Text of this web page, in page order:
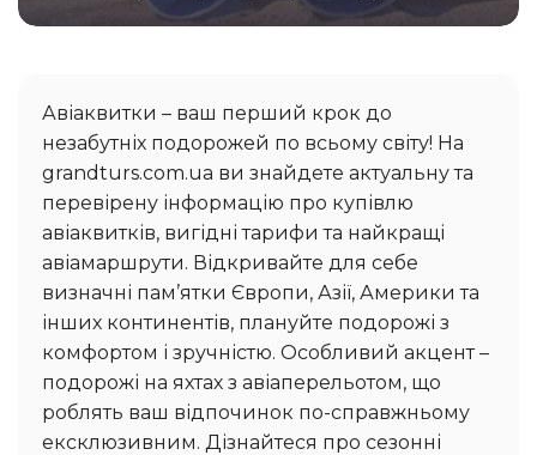
Авіаквитки – ваш перший крок до
незабутніх подорожей по всьому світу! На
grandturs.com.ua ви знайдете актуальну та
перевірену інформацію про купівлю
авіаквитків, вигідні тарифи та найкращі
авіамаршрути. Відкривайте для себе
визначні пам’ятки Європи, Азії, Америки та
інших континентів, плануйте подорожі з
комфортом і зручністю. Особливий акцент –
подорожі на яхтах з авіаперельотом, що
роблять ваш відпочинок по-справжньому
ексклюзивним. Дізнайтеся про сезонні